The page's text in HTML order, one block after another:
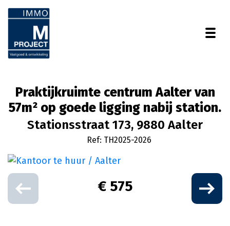
Praktijkruimte centrum Aalter van
57m² op goede ligging nabij station.
Stationsstraat 173, 9880 Aalter
Ref: TH2025-2026
€ 575